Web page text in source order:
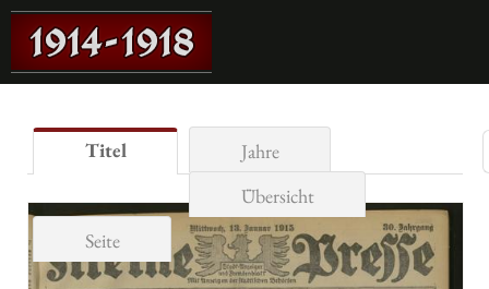
Titel
Jahre
Übersicht
Seite